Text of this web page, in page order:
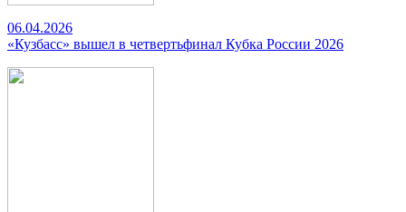
06.04.2026
«Кузбасс» вышел в четвертьфинал Кубка России 2026